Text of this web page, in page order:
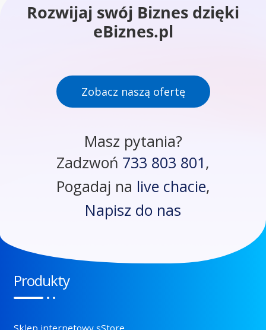
Rozwijaj swój Biznes dzięki
eBiznes.pl
Zobacz naszą ofertę
Masz pytania?
Zadzwoń 733 803 801,
Pogadaj na live chacie,
Napisz do nas
Produkty
Sklep internetowy sStore